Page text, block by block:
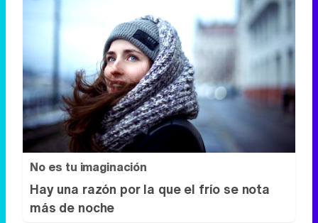
No es tu imaginación
Hay una razón por la que el frío se nota
más de noche